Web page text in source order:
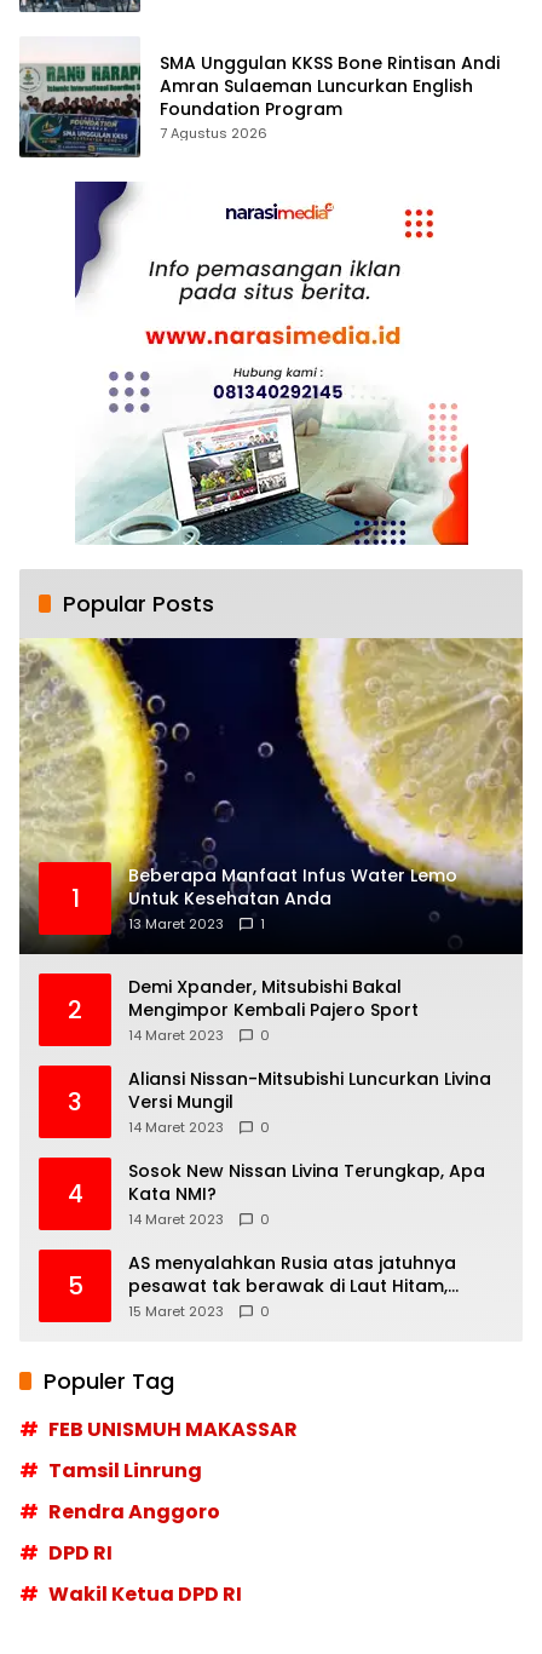
SMA Unggulan KKSS Bone Rintisan Andi
Amran Sulaeman Luncurkan English
Foundation Program
7 Agustus 2026
Popular Posts
1
Beberapa Manfaat Infus Water Lemo
Untuk Kesehatan Anda
13 Maret 2023 1
2
Demi Xpander, Mitsubishi Bakal
Mengimpor Kembali Pajero Sport
14 Maret 2023 0
3
Aliansi Nissan-Mitsubishi Luncurkan Livina
Versi Mungil
14 Maret 2023 0
4
Sosok New Nissan Livina Terungkap, Apa
Kata NMI?
14 Maret 2023 0
5
AS menyalahkan Rusia atas jatuhnya
pesawat tak berawak di Laut Hitam,
Moskow menyangkal
15 Maret 2023 0
Populer Tag
FEB UNISMUH MAKASSAR
Tamsil Linrung
Rendra Anggoro
DPD RI
Wakil Ketua DPD RI